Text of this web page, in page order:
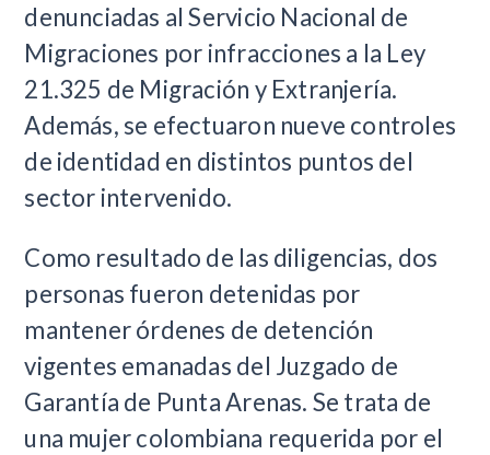
denunciadas al Servicio Nacional de
Migraciones por infracciones a la Ley
21.325 de Migración y Extranjería.
Además, se efectuaron nueve controles
de identidad en distintos puntos del
sector intervenido.
Como resultado de las diligencias, dos
personas fueron detenidas por
mantener órdenes de detención
vigentes emanadas del Juzgado de
Garantía de Punta Arenas. Se trata de
una mujer colombiana requerida por el